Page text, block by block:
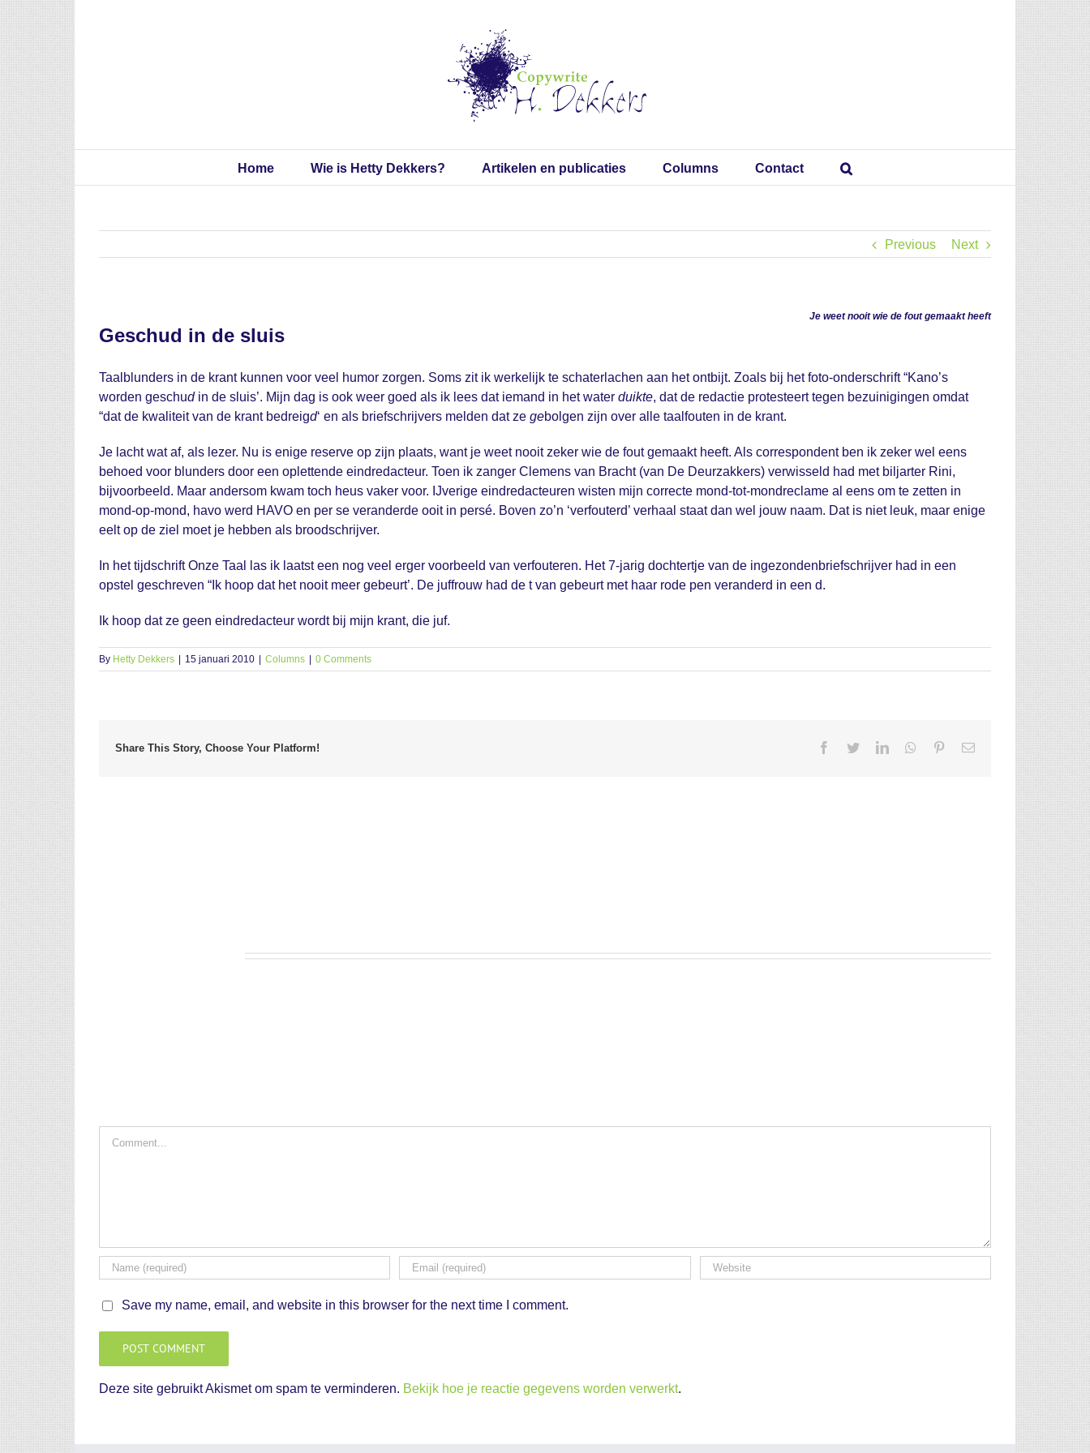
Home Wie is Hetty Dekkers? Artikelen en publicaties Columns Contact
Previous Next
Je weet nooit wie de fout gemaakt heeft
Geschud in de sluis
Taalblunders in de krant kunnen voor veel humor zorgen. Soms zit ik werkelijk te schaterlachen aan het ontbijt. Zoals bij het foto-onderschrift “Kano’s
worden geschudin de sluis’. Mijn dag is ook weer goed als ik lees dat iemand in het water duikte, dat de redactie protesteert tegen bezuinigingen omdat
“dat de kwaliteit van de krant bedreigd‘ en als briefschrijvers melden dat ze gebolgen zijn over alle taalfouten in de krant.
Je lacht wat af, als lezer. Nu is enige reserve op zijn plaats, want je weet nooit zeker wie de fout gemaakt heeft. Als correspondent ben ik zeker wel eens
behoed voor blunders door een oplettende eindredacteur. Toen ik zanger Clemens van Bracht (van De Deurzakkers) verwisseld had met biljarter Rini,
bijvoorbeeld. Maar andersom kwam toch heus vaker voor. IJverige eindredacteuren wisten mijn correcte mond-tot-mondreclame al eens om te zetten in
mond-op-mond, havo werd HAVO en per se veranderde ooit in persé. Boven zo’n ‘verfouterd’ verhaal staat dan wel jouw naam. Dat is niet leuk, maar enige
eelt op de ziel moet je hebben als broodschrijver.
In het tijdschrift Onze Taal las ik laatst een nog veel erger voorbeeld van verfouteren. Het 7-jarig dochtertje van de ingezondenbriefschrijver had in een
opstel geschreven “Ik hoop dat het nooit meer gebeurt’. De juffrouw had de t van gebeurt met haar rode pen veranderd in een d.
Ik hoop dat ze geen eindredacteur wordt bij mijn krant, die juf.
By Hetty Dekkers 15 januari 2010 Columns 0 Comments
Share This Story, Choose Your Platform! Facebook
TwitterLinkedInWhatsappPinterestEmail
Save my name, email, and website in this browser for the next time I comment.
Deze site gebruikt Akismet om spam te verminderen. Bekijk hoe je reactie gegevens worden verwerkt.